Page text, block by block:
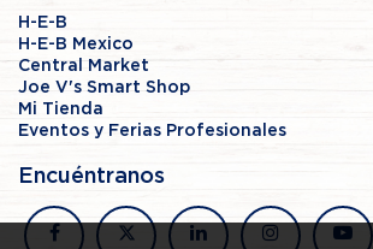
H-E-B
H-E-B Mexico
Central Market
Joe V's Smart Shop
Mi Tienda
Eventos y Ferias Profesionales
Encuéntranos
facebook
x linkedin instagram